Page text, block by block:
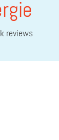
reviews